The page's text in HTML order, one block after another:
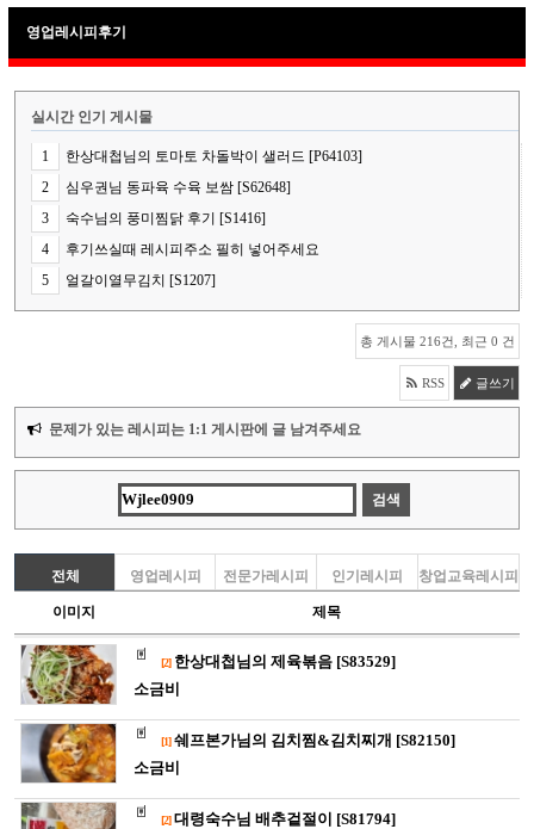
영업레시피후기
실시간 인기 게시물
1
한상대첩님의 토마토 차돌박이 샐러드 [P64103]
2
심우권님 동파육 수육 보쌈 [S62648]
3
숙수님의 풍미찜닭 후기 [S1416]
4
후기쓰실때 레시피주소 필히 넣어주세요
5
얼갈이열무김치 [S1207]
총 게시물 216건, 최근 0 건
RSS 글쓰기
문제가 있는 레시피는 1:1 게시판에 글 남겨주세요
전체 영업레시피 전문가레시피 인기레시피 창업교육레시피
이미지 제목
[2] 한상대첩님의 제육볶음 [S83529]
소금비
[1] 쉐프본가님의 김치찜&김치찌개 [S82150]
소금비
[2] 대령숙수님 배추겉절이 [S81794]